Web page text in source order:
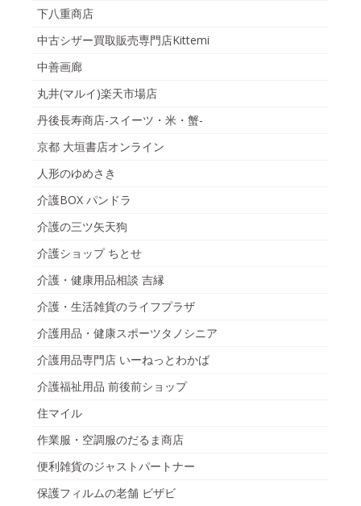
下八重商店
中古シザー買取販売専門店Kittemi
中善画廊
丸井(マルイ)楽天市場店
丹後長寿商店-スイーツ・米・蟹-
京都 大垣書店オンライン
人形のゆめさき
介護BOX パンドラ
介護の三ツ矢天狗
介護ショップ ちとせ
介護・健康用品相談 吉縁
介護・生活雑貨のライフプラザ
介護用品・健康スポーツタノシニア
介護用品専門店 いーねっとわかば
介護福祉用品 前後前ショップ
住マイル
作業服・空調服のだるま商店
便利雑貨のジャストパートナー
保護フィルムの老舗 ビザビ